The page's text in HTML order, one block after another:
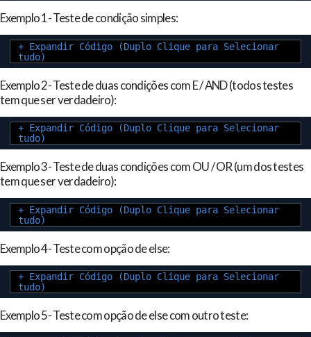
Exemplo 1- Teste de condição simples:
+ Expandir Código (Duplo Clique para Selecionar
tudo)
Exemplo 2- Teste de duas condições com E / AND (todos testes
tem que ser verdadeiro):
+ Expandir Código (Duplo Clique para Selecionar
tudo)
Exemplo 3- Teste de duas condições com OU / OR (um dos testes
tem que ser verdadeiro):
+ Expandir Código (Duplo Clique para Selecionar
tudo)
Exemplo 4- Teste com opção de else:
+ Expandir Código (Duplo Clique para Selecionar
tudo)
Exemplo 5- Teste com opção de else com outro teste: